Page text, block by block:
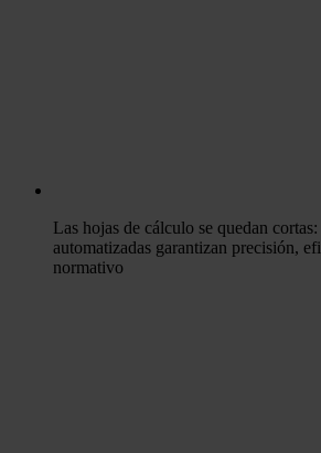
Las hojas de cálculo se quedan
automatizadas garantizan precisión,
normativo